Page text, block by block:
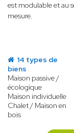
est modulable et au
mesure.
14 types de
biens
Maison passive /
écologique
Maison individuelle
Chalet / Maison en
bois